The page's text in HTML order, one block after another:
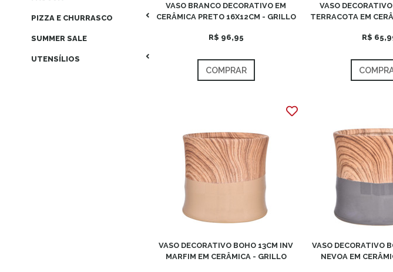
PIZZA E CHURRASCO
SUMMER SALE
UTENSÍLIOS
VASO BRANCO DECORATIVO EM
CERÂMICA PRETO 16X12CM - GRILLO
R$ 96,95
COMPRAR
VASO
TERRACOTA EM
R$
VASO DECORATIVO BOHO 13CM INV
MARFIM EM CERÂMICA - GRILLO
VASO DECORATIVO
NEVOA EM